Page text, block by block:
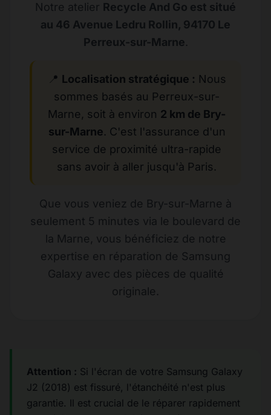
Notre atelier Recycle And Go est situé
au 46 Avenue Ledru Rollin, 94170 Le
Perreux-sur-Marne.
📍 Localisation stratégique : Nous
sommes basés au Perreux-sur-
Marne, soit à environ 2 km de Bry-
sur-Marne. C'est l'assurance d'un
service de proximité ultra-rapide
sans avoir à aller jusqu'à Paris.
Que vous veniez de Bry-sur-Marne à
seulement 5 minutes via le boulevard de
la Marne, vous bénéficiez de notre
expertise en réparation de Samsung
Galaxy avec des pièces de qualité
originale.
Attention : Si l'écran de votre Samsung Galaxy
J2 (2018) est fissuré, l'étanchéité n'est plus
garantie. Il est crucial de le réparer rapidement